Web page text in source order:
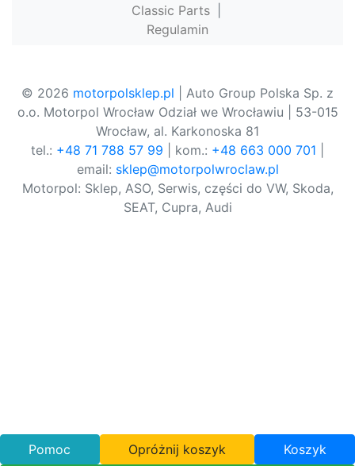
Classic Parts
Regulamin
© 2026 motorpolsklep.pl | Auto Group Polska Sp. z
o.o. Motorpol Wrocław Odział we Wrocławiu | 53-015
Wrocław, al. Karkonoska 81
tel.: +48 71 788 57 99 | kom.: +48 663 000 701
email: sklep@motorpolwroclaw.pl
Motorpol: Sklep, ASO, Serwis, części do VW, Skoda,
SEAT, Cupra, Audi
Pomoc Opróżnij koszyk Koszyk